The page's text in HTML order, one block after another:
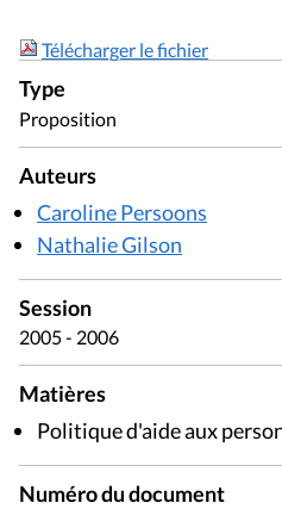
Télécharger le fichier
Type
Proposition
Auteurs
Caroline Persoons
Nathalie Gilson
Session
2005 - 2006
Matières
Politique d'aide aux
Numéro du document